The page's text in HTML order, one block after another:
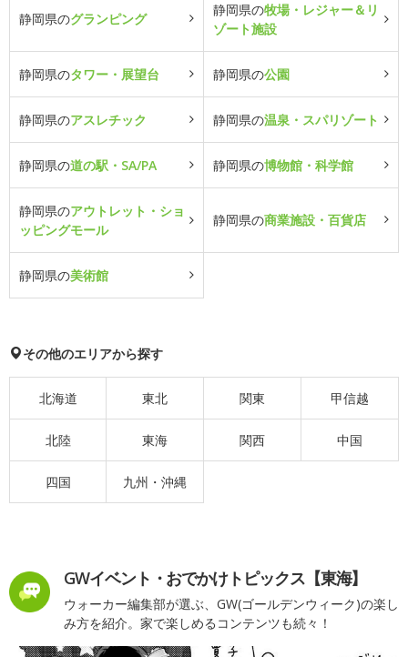
静岡県のグランピング
静岡県の牧場・レジャー＆リ
ゾート施設
静岡県のタワー・展望台 静岡県の公園
静岡県のアスレチック 静岡県の温泉・スパリゾート
静岡県の道の駅・SA/PA 静岡県の博物館・科学館
静岡県のアウトレット・ショ
ッピングモール
静岡県の商業施設・百貨店
静岡県の美術館
その他のエリアから探す
北海道 東北 関東 甲信越
北陸 東海 関西 中国
四国 九州・沖縄
GWイベント・おでかけトピックス【東海】
ウォーカー編集部が選ぶ、GW(ゴールデンウィーク)の楽し
み方を紹介。家で楽しめるコンテンツも続々！